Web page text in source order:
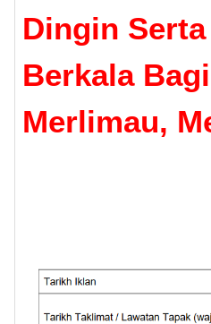
Dingin
Berkala
Merlimau,